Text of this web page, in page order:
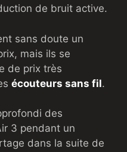
de bruit active.
sans doute un
mais ils se
de prix très
écouteurs sans fil.
des
3 pendant un
dans la suite de